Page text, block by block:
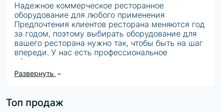
Надежное коммерческое ресторанное
оборудование для любого применения
Предпочтения клиентов ресторана меняются год
за годом, поэтому выбирать оборудование для
вашего ресторана нужно так, чтобы быть на шаг
впереди. У нас есть профессиональное
оборудование для кафе и ресторанов от
качественных производителей из Европы,
проверенные годами! Оборудуйте кухню вашего
пусть вы только начинающий ресторатор и
хотите открыть свое первое кафе или вы
Развернуть
Топ продаж